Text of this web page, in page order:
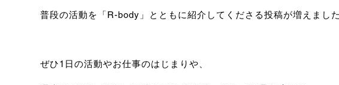
普段の活動を「R-body」とともに紹介してくださる投稿が増えました
ぜひ1日の活動やお仕事のはじまりや、